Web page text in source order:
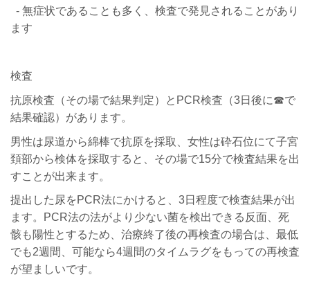
- 無症状であることも多く、検査で発見されることがあり
ます
検査
抗原検査（その場で結果判定）とPCR検査（3日後に☎で
結果確認）があります。
男性は尿道から綿棒で抗原を採取、女性は砕石位にて子宮
頚部から検体を採取すると、その場で15分で検査結果を出
すことが出来ます。
提出した尿をPCR法にかけると、3日程度で検査結果が出
ます。PCR法の法がより少ない菌を検出できる反面、死
骸も陽性とするため、治療終了後の再検査の場合は、最低
でも2週間、可能なら4週間のタイムラグをもっての再検査
が望ましいです。